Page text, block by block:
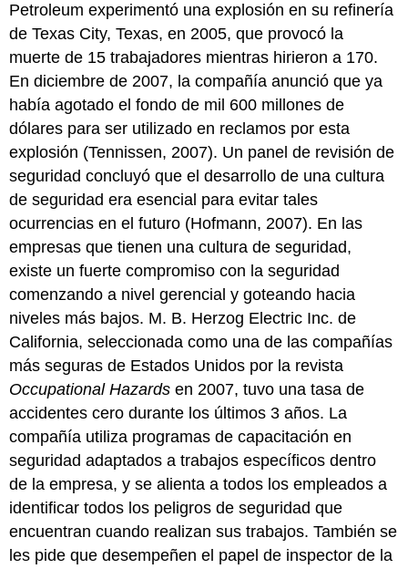
Petroleum experimentó una explosión en su refinería
de Texas City, Texas, en 2005, que provocó la
muerte de 15 trabajadores mientras hirieron a 170.
En diciembre de 2007, la compañía anunció que ya
había agotado el fondo de mil 600 millones de
dólares para ser utilizado en reclamos por esta
explosión (Tennissen, 2007). Un panel de revisión de
seguridad concluyó que el desarrollo de una cultura
de seguridad era esencial para evitar tales
ocurrencias en el futuro (Hofmann, 2007). En las
empresas que tienen una cultura de seguridad,
existe un fuerte compromiso con la seguridad
comenzando a nivel gerencial y goteando hacia
niveles más bajos. M. B. Herzog Electric Inc. de
California, seleccionada como una de las compañías
más seguras de Estados Unidos por la revista
Occupational Hazards en 2007, tuvo una tasa de
accidentes cero durante los últimos 3 años. La
compañía utiliza programas de capacitación en
seguridad adaptados a trabajos específicos dentro
de la empresa, y se alienta a todos los empleados a
identificar todos los peligros de seguridad que
encuentran cuando realizan sus trabajos. También se
les pide que desempeñen el papel de inspector de la